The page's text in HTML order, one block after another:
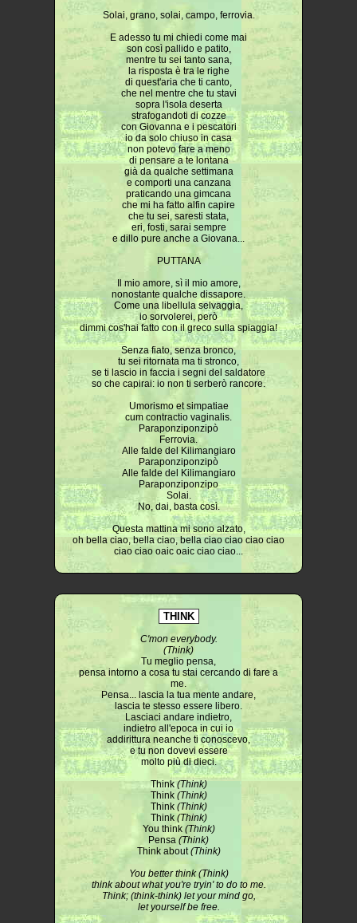
Solai, grano, solai, campo, ferrovia.
E adesso tu mi chiedi come mai
son così pallido e patito,
mentre tu sei tanto sana,
la risposta è tra le righe
di quest'aria che ti canto,
che nel mentre che tu stavi
sopra l'isola deserta
strafogandoti di cozze
con Giovanna e i pescatori
io da solo chiuso in casa
non potevo fare a meno
di pensare a te lontana
già da qualche settimana
e comporti una canzana
praticando una gimcana
che mi ha fatto alfin capire
che tu sei, saresti stata,
eri, fosti, sarai sempre
e dillo pure anche a Giovana...
PUTTANA
Il mio amore, sì il mio amore,
nonostante qualche dissapore.
Come una libellula selvaggia,
io sorvolerei, però
dimmi cos'hai fatto con il greco sulla spiaggia!
Senza fiato, senza bronco,
tu sei ritornata ma ti stronco,
se ti lascio in faccia i segni del saldatore
so che capirai: io non ti serberò rancore.
Umorismo et simpatiae
cum contractio vaginalis.
Paraponziponzipò
Ferrovia.
Alle falde del Kilimangiaro
Paraponziponzipò
Alle falde del Kilimangiaro
Paraponziponzipo
Solai.
No, dai, basta così.
Questa mattina mi sono alzato,
oh bella ciao, bella ciao, bella ciao ciao ciao ciao
ciao ciao oaic oaic ciao ciao...
THINK
C'mon everybody.
(Think)
Tu meglio pensa,
pensa intorno a cosa tu stai cercando di fare a
me.
Pensa... lascia la tua mente andare,
lascia te stesso essere libero.
Lasciaci andare indietro,
indietro all'epoca in cui io
addirittura neanche ti conoscevo,
e tu non dovevi essere
molto più di dieci.
Think(Think)
Think (Think)
Think (Think)
Think (Think)
You think (Think)
Pensa (Think)
Think about(Think)
You better think (Think)
think about what you're tryin' to do to me.
Think; (think-think) let your mind go,
let yourself be free.